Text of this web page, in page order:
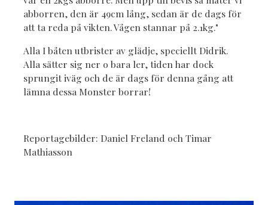
abborren, den är 49cm lång, sedan är de dags för
att ta reda på vikten. Vågen stannar på 2.1kg."
Alla I båten utbrister av glädje, speciellt Didrik.
Alla sätter sig ner o bara ler, tiden har dock
sprungit iväg och de är dags för denna gång att
lämna dessa Monster borrar!
Reportagebilder: Daniel Freland och Timar
Mathiasson